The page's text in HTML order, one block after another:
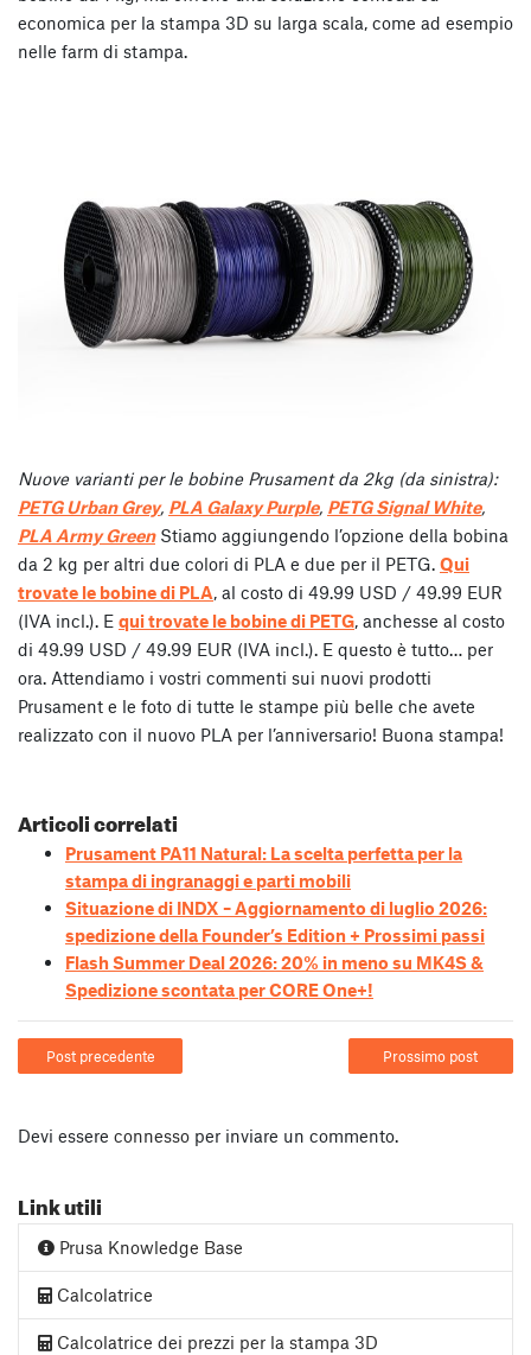
economica per la stampa 3D su larga scala, come ad esempio
nelle farm di stampa.
Nuove varianti per le bobine Prusament da 2kg (da sinistra):
PETG Urban Grey, PLA Galaxy Purple, PETG Signal White,
PLA Army GreenStiamo aggiungendo l’opzione della bobina
da 2 kg per altri due colori di PLA e due per il PETG. Qui
trovate le bobine di PLA , al costo di 49.99 USD / 49.99 EUR
(IVA incl.). E qui trovate le bobine di PETG , anchesse al costo
di 49.99 USD / 49.99 EUR (IVA incl.). E questo è tutto… per
ora. Attendiamo i vostri commenti sui nuovi prodotti
Prusament e le foto di tutte le stampe più belle che avete
realizzato con il nuovo PLA per l’anniversario! Buona stampa!
Articoli correlati
Prusament PA11 Natural: La scelta perfetta per la
stampa di ingranaggi e parti mobili
Situazione di INDX – Aggiornamento di luglio 2026:
spedizione della Founder’s Edition + Prossimi passi
Flash Summer Deal 2026: 20% in meno su MK4S &
Spedizione scontata per CORE One+!
Post precedente Prossimo post
Devi essere connesso per inviare un commento.
Link utili
Prusa Knowledge Base
Calcolatrice
Calcolatrice dei prezzi per la stampa 3D